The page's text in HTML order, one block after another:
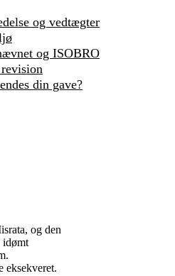
og vedtægter
og ISOBRO
din gave?
og den
idømt
eksekveret.